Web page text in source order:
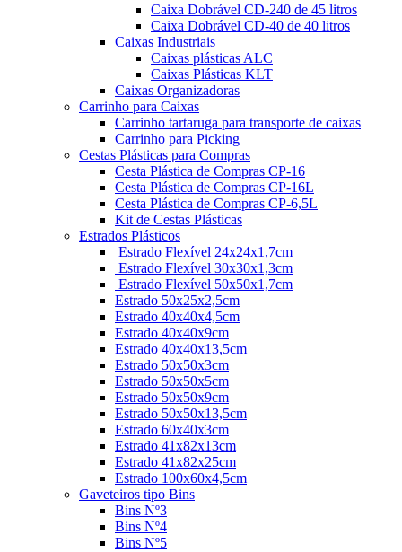
Caixa Dobrável CD-240 de 45 litros
Caixa Dobrável CD-40 de 40 litros
Caixas Industriais
Caixas plásticas ALC
Caixas Plásticas KLT
Caixas Organizadoras
Carrinho para Caixas
Carrinho tartaruga para transporte de caixas
Carrinho para Picking
Cestas Plásticas para Compras
Cesta Plástica de Compras CP-16
Cesta Plástica de Compras CP-16L
Cesta Plástica de Compras CP-6,5L
Kit de Cestas Plásticas
Estrados Plásticos
Estrado Flexível 24x24x1,7cm
Estrado Flexível 30x30x1,3cm
Estrado Flexível 50x50x1,7cm
Estrado 50x25x2,5cm
Estrado 40x40x4,5cm
Estrado 40x40x9cm
Estrado 40x40x13,5cm
Estrado 50x50x3cm
Estrado 50x50x5cm
Estrado 50x50x9cm
Estrado 50x50x13,5cm
Estrado 60x40x3cm
Estrado 41x82x13cm
Estrado 41x82x25cm
Estrado 100x60x4,5cm
Gaveteiros tipo Bins
Bins Nº3
Bins Nº4
Bins Nº5